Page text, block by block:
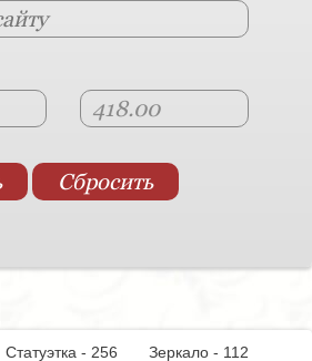
Статуэтка - 256
Зеркало - 112